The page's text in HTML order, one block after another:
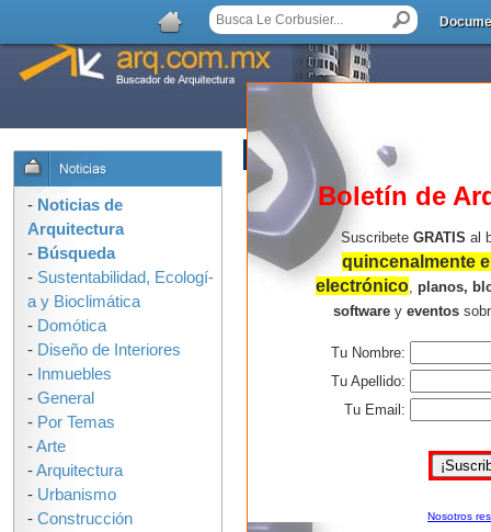
AGREGAR COMENTARIO
Boletín de
Suscribete GRATIS al
quincenalmente
electrónico, planos,
softwarey eventos
Tu Nombre:
Tu Apellido:
Tu Email:
Nosotros
- Noticias de
Arquitectura
- Búsqueda
- Sustentabilidad, Ecologí­
a y Bioclimática
- Domótica
- Diseño de Interiores
- Inmuebles
- General
- Por Temas
-Arte
-Arquitectura
- Urbanismo
- Construcción